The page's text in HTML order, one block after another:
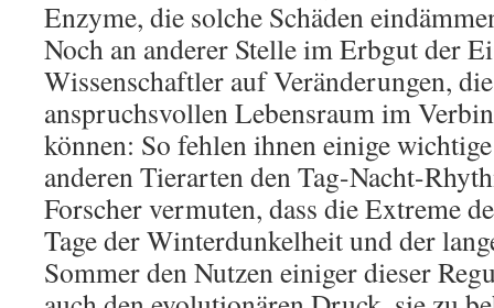
Enzyme, die solche Schäden
Noch an anderer Stelle im Erbgut der
Wissenschaftler auf Veränderungen,
anspruchsvollen Lebensraum im
können: So fehlen ihnen einige
anderen Tierarten den Tag-Nacht-
Forscher vermuten, dass die Extreme
Tage der Winterdunkelheit und der
Sommer den Nutzen einiger dieser